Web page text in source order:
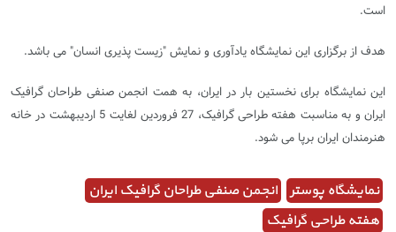
است.
هدف از برگزاری این نمایشگاه یادآوری و نمایش "زیست پذیری انسان" می باشد.
این نمایشگاه برای نخستین بار در ایران، به همت انجمن صنفی طراحان گرافیک
ایران و به مناسبت هفته طراحی گرافیک، 27 فروردین لغایت 5 اردیبهشت در خانه
هنرمندان ایران برپا می شود.
نمایشگاه پوستر
انجمن صنفی طراحان گرافیک ایران
هفته طراحی گرافیک